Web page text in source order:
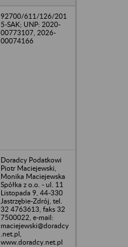
92700/611/126/201
5-SAK; UNP: 2020-
00773107, 2026-
00074166
Doradcy Podatkowi
Piotr Maciejewski,
Monika Maciejewska
Spółka z o.o. - ul. 11
Listopada 9, 44-330
Jastrzębie-Zdrój, tel.
32 4763613, faks 32
7500022, e-mail:
maciejewski@doradcy
.net.pl,
www.doradcy.net.pl